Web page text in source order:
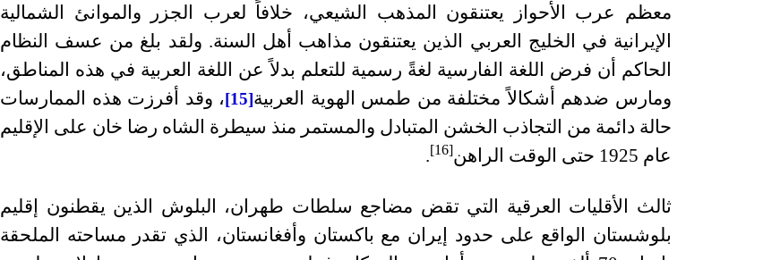
معظم عرب الأحواز يعتنقون المذهب الشيعي، خلافاً لعرب الجزر والموانئ الشمالية
الإيرانية في الخليج العربي الذين يعتنقون مذاهب أهل السنة. ولقد بلغ من عسف النظام
الحاكم أن فرض اللغة الفارسية لغةً رسمية للتعلم بدلاً عن اللغة العربية في هذه المناطق،
ومارس ضدهم أشكالاً مختلفة من طمس الهوية العربية[15]
، وقد أفرزت هذه الممارسات
حالة دائمة من التجاذب الخشن المتبادل والمستمر منذ سيطرة الشاه رضا خان على الإقليم
عام 1925 حتى الوقت الراهن
[16]
.
ثالث الأقليات العرقية التي تقض مضاجع سلطات طهران، البلوش الذين يقطنون إقليم
بلوشستان الواقع على حدود إيران مع باكستان وأفغانستان، الذي تقدر مساحته الملحقة